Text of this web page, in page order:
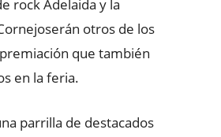
rock Adelaida y la
otros de los
que también
en la feria.
parrilla de destacados